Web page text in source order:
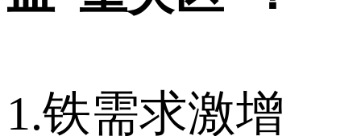
1.铁需求激增